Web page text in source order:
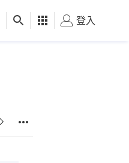
健康 好食玩飛
登入